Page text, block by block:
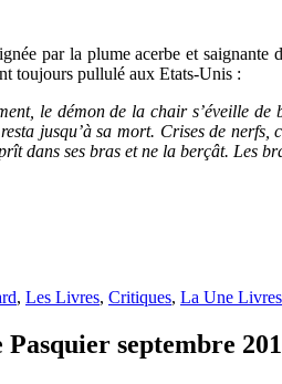
par la plume acerbe et
toujours pullulé aux Etats-Unis :
le démon de la chair s’éveille
jusqu’à sa mort. Crises de
dans ses bras et ne la berçât. Les
, Les Livres, Critiques, La Une Livres
septembre